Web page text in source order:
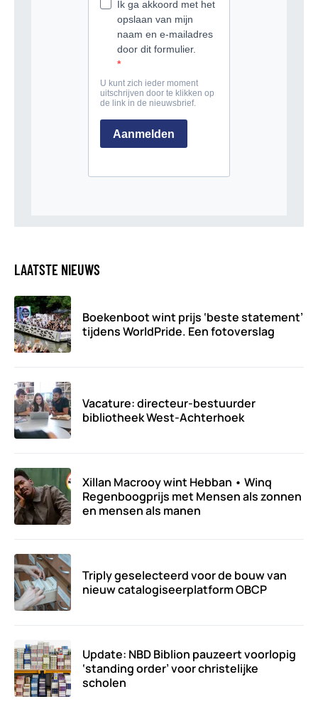
LAATSTE NIEUWS
Boekenboot wint prijs ‘beste statement’
tijdens WorldPride. Een fotoverslag
Vacature: directeur-bestuurder
bibliotheek West-Achterhoek
Xillan Macrooy wint Hebban • Winq
Regenboogprijs met Mensen als zonnen
en mensen als manen
Triply geselecteerd voor de bouw van
nieuw catalogiseerplatform OBCP
Update: NBD Biblion pauzeert voorlopig
‘standing order’ voor christelijke
scholen